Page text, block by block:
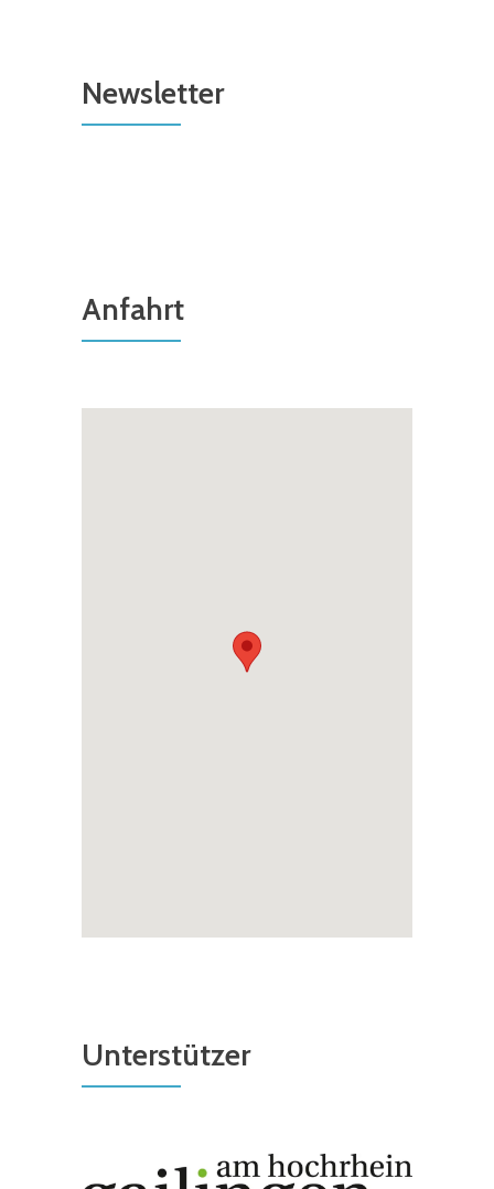
Newsletter
Anfahrt
Unterstützer